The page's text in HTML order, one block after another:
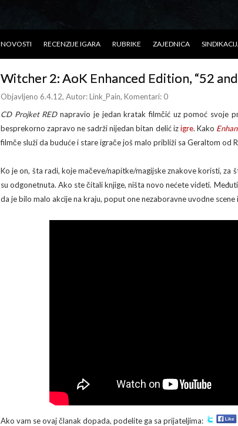
NOVOSTI RECENZIJE IGARA RUBRIKE ZAJEDNICA
Witcher 2: AoK Enhanced Edition, “52
Objavljeno 6.4.12, Autor:Link_Pain, Komentari: 0
CD Projket REDnapravio je jedan kratak filmčić uz pomoć svoje
besprekorno zapravo ne sadrži nijedan bitan delić izigre. Kako
filmče služi da buduće i stare igrače još malo približi sa Geraltom od
Ko je on, šta radi, koje mačeve/napitke/magijske znakove koristi, za
su odgonetnuta. Ako ste čitali knjige, ništa novo nećete videti.
da je bilo malo akcije na kraju, poput one nezaboravne uvodne scene
Ako vam se ovaj članak dopada, podelite ga sa prijateljima: